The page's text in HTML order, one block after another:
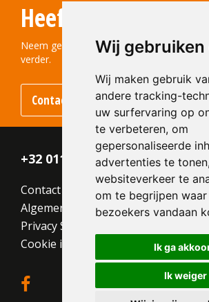
Wij
Wij maken gebruik
andere tracking-
uw surfervaring op
te verbeteren, om
gepersonaliseerde
advertenties te
websiteverkeer te
om te begrijpen
bezoekers vandaan
Ik ga
Ik weiger
Heeft u vragen?
Neem gerust contact met ons op! We
verder.
Contact opnemen
+32 011 - 870 938
Contact
Algemene voorwaarden
Privacy Statement
Cookie instellingen